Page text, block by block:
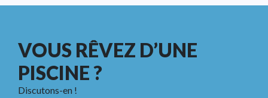
VOUS RÊVEZ D’UNE
PISCINE ?
Discutons-en !